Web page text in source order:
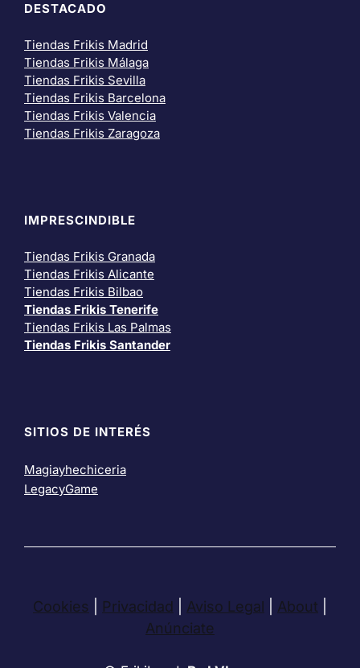
DESTACADO
Tiendas Frikis Madrid
Tiendas Frikis Málaga
Tiendas Frikis Sevilla
Tiendas Frikis Barcelona
Tiendas Frikis Valencia
Tiendas Frikis Zaragoza
IMPRESCINDIBLE
Tiendas Frikis Granada
Tiendas Frikis Alicante
Tiendas Frikis Bilbao
Tiendas Frikis Tenerife
Tiendas Frikis Las Palmas
Tiendas Frikis Santander
SITIOS DE INTERÉS
Magiayhechiceria
LegacyGame
Cookies Privacidad Aviso Legal About
Anúnciate